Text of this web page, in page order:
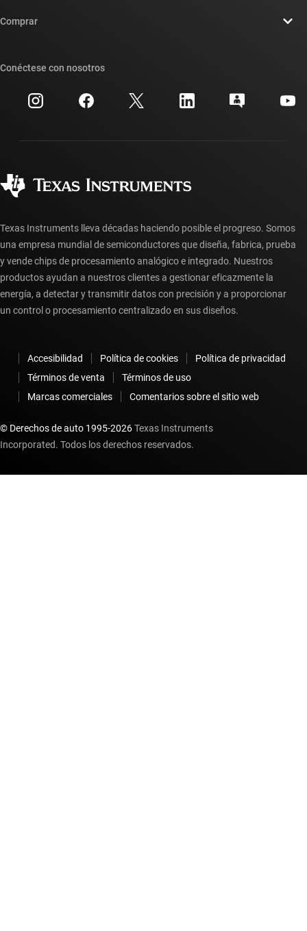
Sala de redacción
Relaciones con los inversionistas
Fabricación
Búsqueda de referencias cruzadas
Centro de atención al cliente
Preguntas frecuentes sobre la cuenta myTI
Comprar
Preguntas frecuentes sobre pedidos
Conéctese con nosotros
Texas Instruments lleva décadas haciendo posible el progreso. Somos
una empresa mundial de semiconductores que diseña, fabrica, prueba
y vende chips de procesamiento analógico e integrado. Nuestros
productos ayudan a nuestros clientes a gestionar eficazmente la
energía, a detectar y transmitir datos con precisión y a proporcionar
un control o procesamiento centralizado en sus diseños.
Accesibilidad Política de cookies
Política de privacidad
Términos de venta
Términos de uso
Marcas comerciales
Comentarios sobre el sitio web
© Derechos de auto 1995-2026Texas Instruments
Incorporated. Todos los derechos reservados.